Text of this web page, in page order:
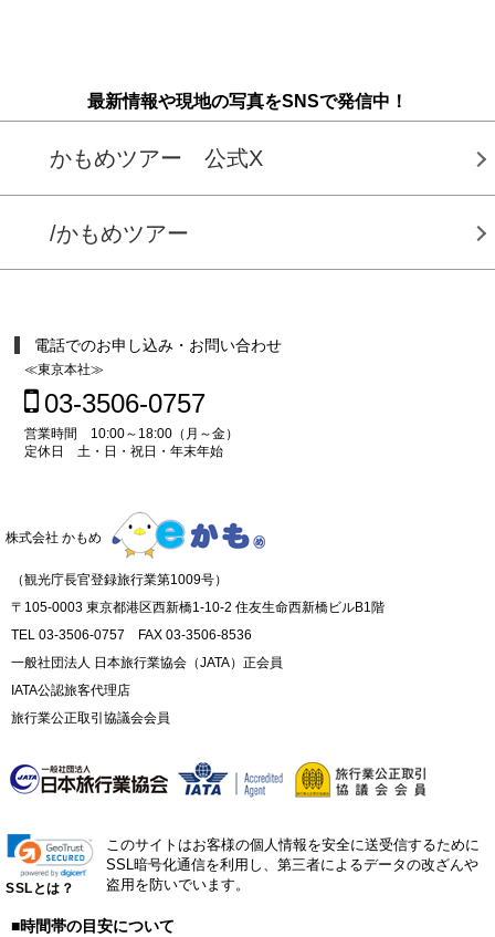
最新情報や現地の写真をSNSで発信中！
かもめツアー 公式X
/かもめツアー
電話でのお申し込み・お問い合わせ
≪東京本社≫
03-3506-0757
営業時間 10:00～18:00（月～金）
定休日 土・日・祝日・年末年始
株式会社 かもめ
（観光庁長官登録旅行業第1009号）
〒105-0003 東京都港区西新橋1-10-2 住友生命西新橋ビルB1階
TEL 03-3506-0757 FAX 03-3506-8536
一般社団法人 日本旅行業協会（JATA）正会員
IATA公認旅客代理店
旅行業公正取引協議会会員
SSLとは？
このサイトはお客様の個人情報を安全に送受信するために
SSL暗号化通信を利用し、第三者によるデータの改ざんや
盗用を防いでいます。
■時間帯の目安について